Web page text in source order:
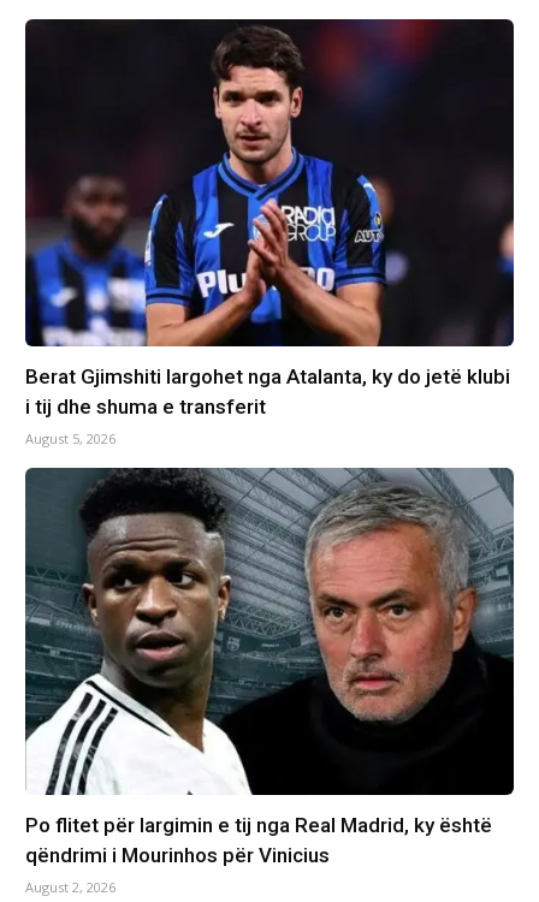
Berat Gjimshiti largohet nga Atalanta, ky do jetë klubi
i tij dhe shuma e transferit
August 5, 2026
Po flitet për largimin e tij nga Real Madrid, ky është
qëndrimi i Mourinhos për Vinicius
August 2, 2026